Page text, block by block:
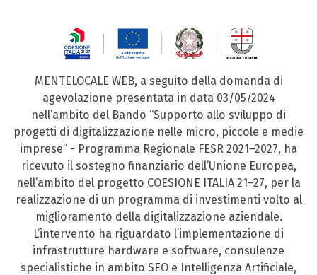
MENTELOCALE WEB, a seguito della domanda di
agevolazione presentata in data 03/05/2024
nell’ambito del Bando “Supporto allo sviluppo di
progetti di digitalizzazione nelle micro, piccole e medie
imprese” - Programma Regionale FESR 2021–2027, ha
ricevuto il sostegno finanziario dell’Unione Europea,
nell’ambito del progetto COESIONE ITALIA 21–27, per la
realizzazione di un programma di investimenti volto al
miglioramento della digitalizzazione aziendale.
L’intervento ha riguardato l’implementazione di
infrastrutture hardware e software, consulenze
specialistiche in ambito SEO e Intelligenza Artificiale,